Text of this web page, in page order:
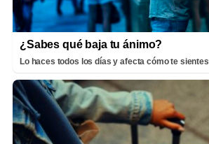
¿Sabes qué baja tu ánimo?
Lo haces todos los días y afecta cómo te sientes